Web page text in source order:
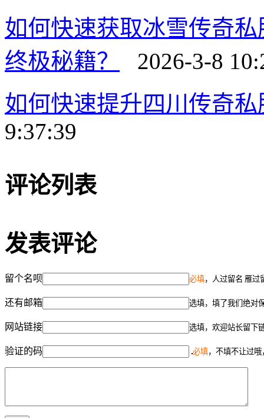
如何快速获取冰雪传奇
终极秘籍？
2026-3-8
如何快速提升四川传奇
9:37:39
评论列表
发表评论
留个名呗 必填，人过留名 雁过
还有邮箱 选填，填了我们绝对
网站链接 选填，欢迎站长留下
验证的码 必填，不填不让过